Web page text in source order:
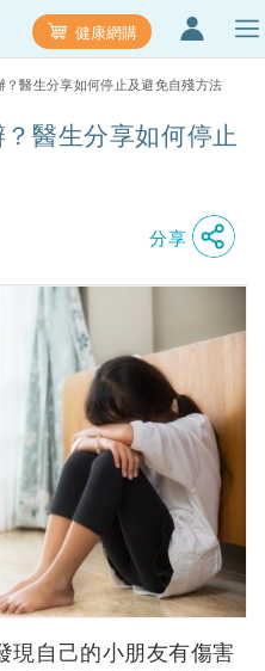
健康網購
？醫生分享如何停止及避免自殘方法
醫生分享如何停止
分享
現自己的小朋友有傷害